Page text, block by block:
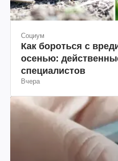
Социум
Как бороться с
осенью:
специалистов
Вчера